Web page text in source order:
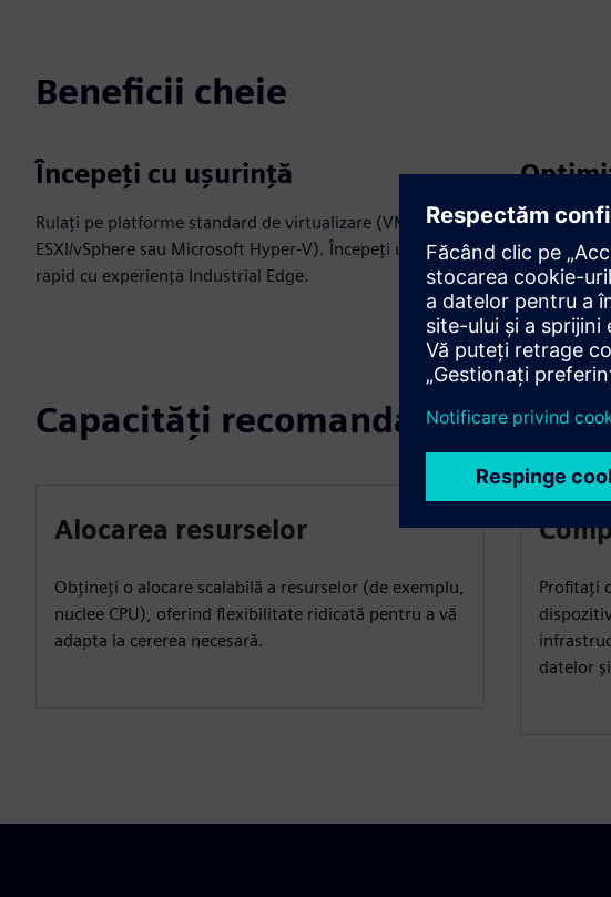
Beneficii cheie
Începeți cu ușurință
Rulați pe platforme standard de virtualizare (VMware
ESXI/vSphere sau Microsoft Hyper-V). Începeți ușor și
rapid cu experiența Industrial Edge.
Realizați
cazurile de
Capacități recomandate
Alocarea resurselor
Obțineți o alocare scalabilă a resurselor (de exemplu,
nuclee CPU), oferind flexibilitate ridicată pentru a vă
adapta la cererea necesară.
Profitați
datelor